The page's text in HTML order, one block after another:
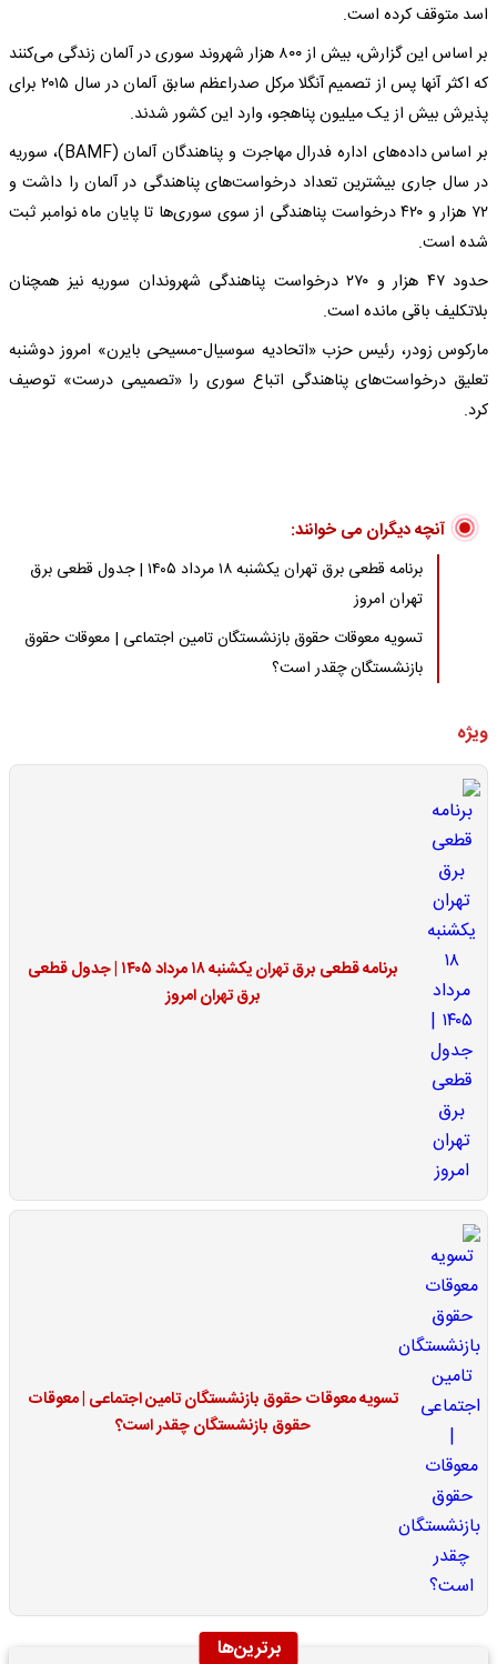
اسد متوقف کرده است.
بر اساس این گزارش، بیش از ۸۰۰ هزار شهروند سوری در آلمان زندگی می‌کنند
که اکثر آنها پس از تصمیم آنگلا مرکل صدراعظم سابق آلمان در سال ۲۰۱۵ برای
پذیرش بیش از یک میلیون پناهجو، وارد این کشور شدند.
بر اساس داده‌های اداره فدرال مهاجرت و پناهندگان آلمان (BAMF)، سوریه
در سال جاری بیشترین تعداد درخواست‌های پناهندگی در آلمان را داشت و
۷۲ هزار و ۴۲۰ درخواست پناهندگی از سوی سوری‌ها تا پایان ماه نوامبر ثبت
شده است.
حدود ۴۷ هزار و ۲۷۰ درخواست پناهندگی شهروندان سوریه نیز همچنان
بلاتکلیف باقی مانده است.
مارکوس زودر، رئیس حزب «اتحادیه سوسیال-مسیحی بایرن» امروز دوشنبه
تعلیق درخواست‌های پناهندگی اتباع سوری را «تصمیمی درست» توصیف
کرد.
آنچه دیگران می خوانند:
برنامه قطعی برق تهران یکشنبه ۱۸ مرداد ۱۴۰۵ | جدول قطعی برق
تهران امروز
تسویه معوقات حقوق بازنشستگان تامین اجتماعی | معوقات حقوق
بازنشستگان چقدر است؟
ویژه
برنامه قطعی برق تهران یکشنبه ۱۸ مرداد ۱۴۰۵ | جدول قطعی
برق تهران امروز
تسویه معوقات حقوق بازنشستگان تامین اجتماعی | معوقات
حقوق بازنشستگان چقدر است؟
برترین‌ها